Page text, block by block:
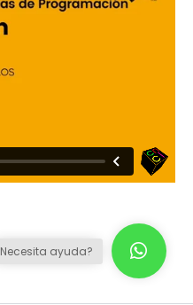
Necesita ayuda?